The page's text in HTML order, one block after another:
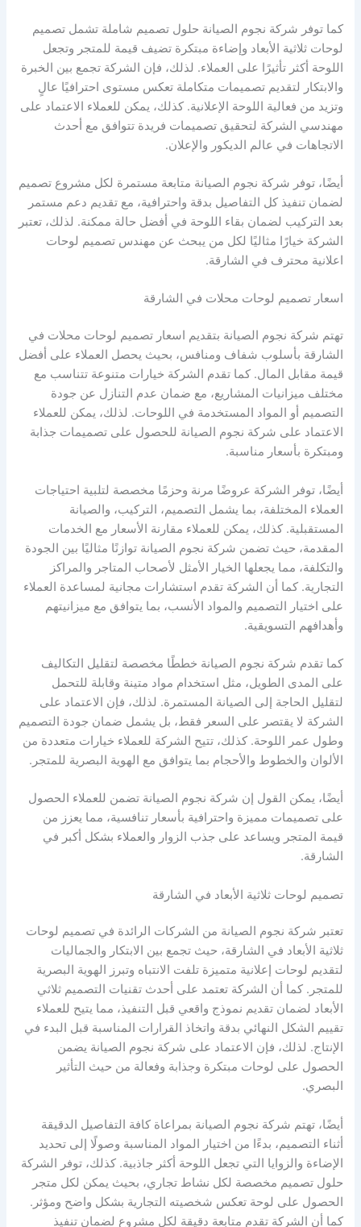
كما توفر شركة نجوم الصيانة حلول تصميم شاملة تشمل تصميم
لوحات ثلاثية الأبعاد وإضاءة مبتكرة تضيف قيمة للمتجر وتجعل
اللوحة أكثر تأثيرًا على العملاء. لذلك، فإن الشركة تجمع بين الخبرة
والابتكار لتقديم تصميمات متكاملة تعكس مستوى احترافيًا عالٍ
وتزيد من فعالية اللوحة الإعلانية. كذلك، يمكن للعملاء الاعتماد على
مهندسي الشركة لتحقيق تصميمات فريدة تتوافق مع أحدث
الاتجاهات في عالم الديكور والإعلان.
أيضًا، توفر شركة نجوم الصيانة متابعة مستمرة لكل مشروع تصميم
لضمان تنفيذ كل التفاصيل بدقة واحترافية، مع تقديم دعم مستمر
بعد التركيب لضمان بقاء اللوحة في أفضل حالة ممكنة. لذلك، تعتبر
الشركة خيارًا مثاليًا لكل من يبحث عن مهندس تصميم لوحات
اعلانية محترف في الشارقة.
اسعار تصميم لوحات محلات في الشارقة
تهتم شركة نجوم الصيانة بتقديم اسعار تصميم لوحات محلات في
الشارقة بأسلوب شفاف ومنافس، بحيث يحصل العملاء على أفضل
قيمة مقابل المال. كما تقدم الشركة خيارات متنوعة تتناسب مع
مختلف ميزانيات المشاريع، مع ضمان عدم التنازل عن جودة
التصميم أو المواد المستخدمة في اللوحات. لذلك، يمكن للعملاء
الاعتماد على شركة نجوم الصيانة للحصول على تصميمات جذابة
ومبتكرة بأسعار مناسبة.
أيضًا، توفر الشركة عروضًا مرنة وحزمًا مخصصة لتلبية احتياجات
العملاء المختلفة، بما يشمل التصميم، التركيب، والصيانة
المستقبلية. كذلك، يمكن للعملاء مقارنة الأسعار مع الخدمات
المقدمة، حيث تضمن شركة نجوم الصيانة توازنًا مثاليًا بين الجودة
والتكلفة، مما يجعلها الخيار الأمثل لأصحاب المتاجر والمراكز
التجارية. كما أن الشركة تقدم استشارات مجانية لمساعدة العملاء
على اختيار التصميم والمواد الأنسب، بما يتوافق مع ميزانيتهم
وأهدافهم التسويقية.
كما تقدم شركة نجوم الصيانة خططًا مخصصة لتقليل التكاليف
على المدى الطويل، مثل استخدام مواد متينة وقابلة للتحمل
لتقليل الحاجة إلى الصيانة المستمرة. لذلك، فإن الاعتماد على
الشركة لا يقتصر على السعر فقط، بل يشمل ضمان جودة التصميم
وطول عمر اللوحة. كذلك، تتيح الشركة للعملاء خيارات متعددة من
الألوان والخطوط والأحجام بما يتوافق مع الهوية البصرية للمتجر.
أيضًا، يمكن القول إن شركة نجوم الصيانة تضمن للعملاء الحصول
على تصميمات مميزة واحترافية بأسعار تنافسية، مما يعزز من
قيمة المتجر ويساعد على جذب الزوار والعملاء بشكل أكبر في
الشارقة.
تصميم لوحات ثلاثية الأبعاد في الشارقة
تعتبر شركة نجوم الصيانة من الشركات الرائدة في تصميم لوحات
ثلاثية الأبعاد في الشارقة، حيث تجمع بين الابتكار والجماليات
لتقديم لوحات إعلانية متميزة تلفت الانتباه وتبرز الهوية البصرية
للمتجر. كما أن الشركة تعتمد على أحدث تقنيات التصميم ثلاثي
الأبعاد لضمان تقديم نموذج واقعي قبل التنفيذ، مما يتيح للعملاء
تقييم الشكل النهائي بدقة واتخاذ القرارات المناسبة قبل البدء في
الإنتاج. لذلك، فإن الاعتماد على شركة نجوم الصيانة يضمن
الحصول على لوحات مبتكرة وجذابة وفعالة من حيث التأثير
البصري.
أيضًا، تهتم شركة نجوم الصيانة بمراعاة كافة التفاصيل الدقيقة
أثناء التصميم، بدءًا من اختيار المواد المناسبة وصولًا إلى تحديد
الإضاءة والزوايا التي تجعل اللوحة أكثر جاذبية. كذلك، توفر الشركة
حلول تصميم مخصصة لكل نشاط تجاري، بحيث يمكن لكل متجر
الحصول على لوحة تعكس شخصيته التجارية بشكل واضح ومؤثر.
كما أن الشركة تقدم متابعة دقيقة لكل مشروع لضمان تنفيذ